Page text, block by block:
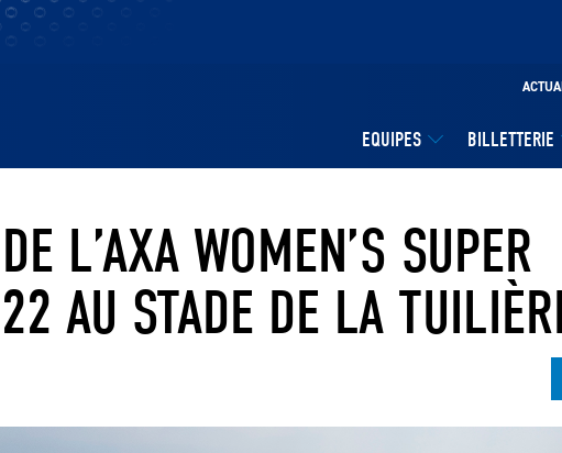
EQUIPES BILLETTERIE
L’AXA WOMEN’S SUPER
AU STADE DE LA